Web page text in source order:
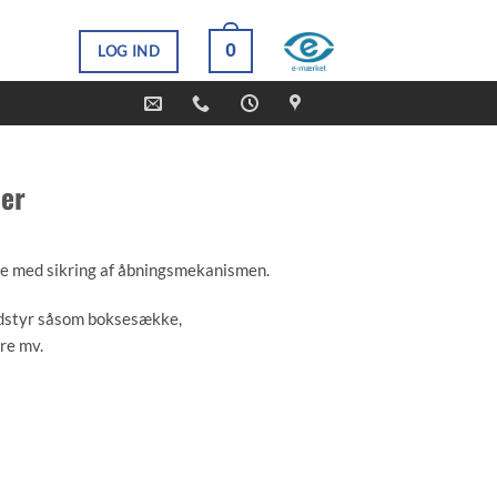
LOG IND 0
med sikring af åbningsmekanismen.
såsom boksesække,
mv.
kg dog 7 kN = ca. 713 kg ved
den internationale bjergbestignings og